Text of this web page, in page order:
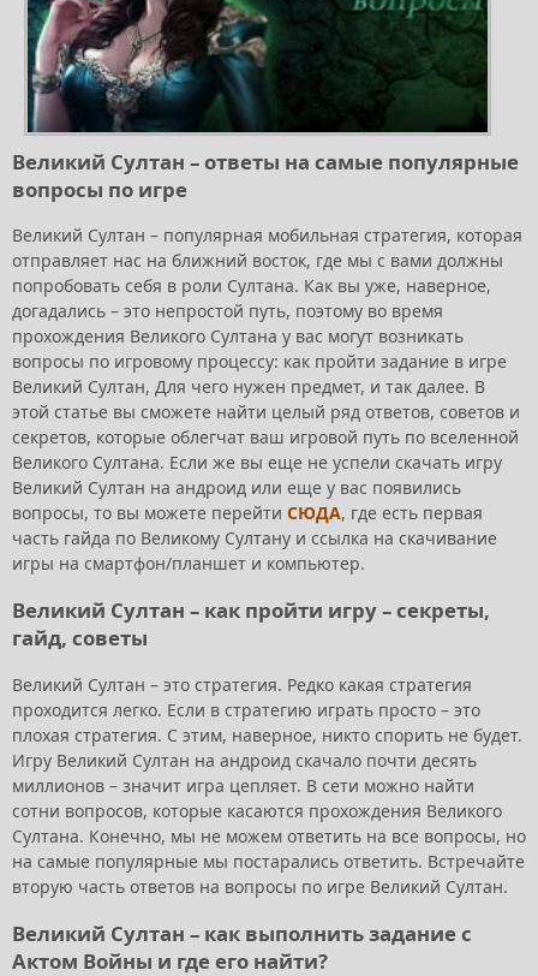
Великий Султан – ответы на самые популярные
вопросы по игре
Великий Султан – популярная мобильная стратегия, которая
отправляет нас на ближний восток, где мы с вами должны
попробовать себя в роли Султана. Как вы уже, наверное,
догадались – это непростой путь, поэтому во время
прохождения Великого Султана у вас могут возникать
вопросы по игровому процессу: как пройти задание в игре
Великий Султан, Для чего нужен предмет, и так далее. В
этой статье вы сможете найти целый ряд ответов, советов и
секретов, которые облегчат ваш игровой путь по вселенной
Великого Султана. Если же вы еще не успели скачать игру
Великий Султан на андроид или еще у вас появились
вопросы, то вы можете перейти СЮДА, где есть первая
часть гайда по Великому Султану и ссылка на скачивание
игры на смартфон/планшет и компьютер.
Великий Султан – как пройти игру – секреты,
гайд, советы
Великий Султан – это стратегия. Редко какая стратегия
проходится легко. Если в стратегию играть просто – это
плохая стратегия. С этим, наверное, никто спорить не будет.
Игру Великий Султан на андроид скачало почти десять
миллионов – значит игра цепляет. В сети можно найти
сотни вопросов, которые касаются прохождения Великого
Султана. Конечно, мы не можем ответить на все вопросы, но
на самые популярные мы постарались ответить. Встречайте
вторую часть ответов на вопросы по игре Великий Султан.
Великий Султан – как выполнить задание с
Актом Войны и где его найти?